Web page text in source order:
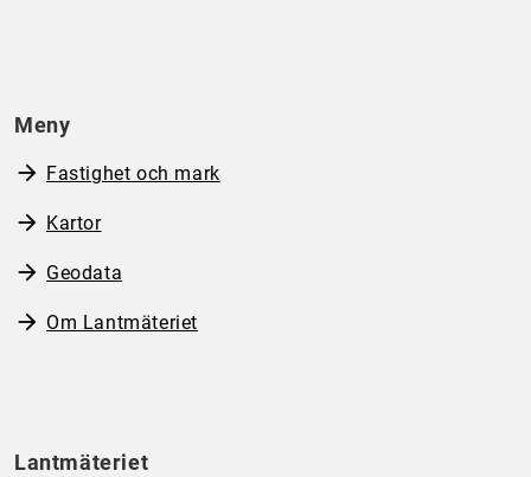
Meny
Fastighet och mark
Kartor
Geodata
Om Lantmäteriet
Lantmäteriet